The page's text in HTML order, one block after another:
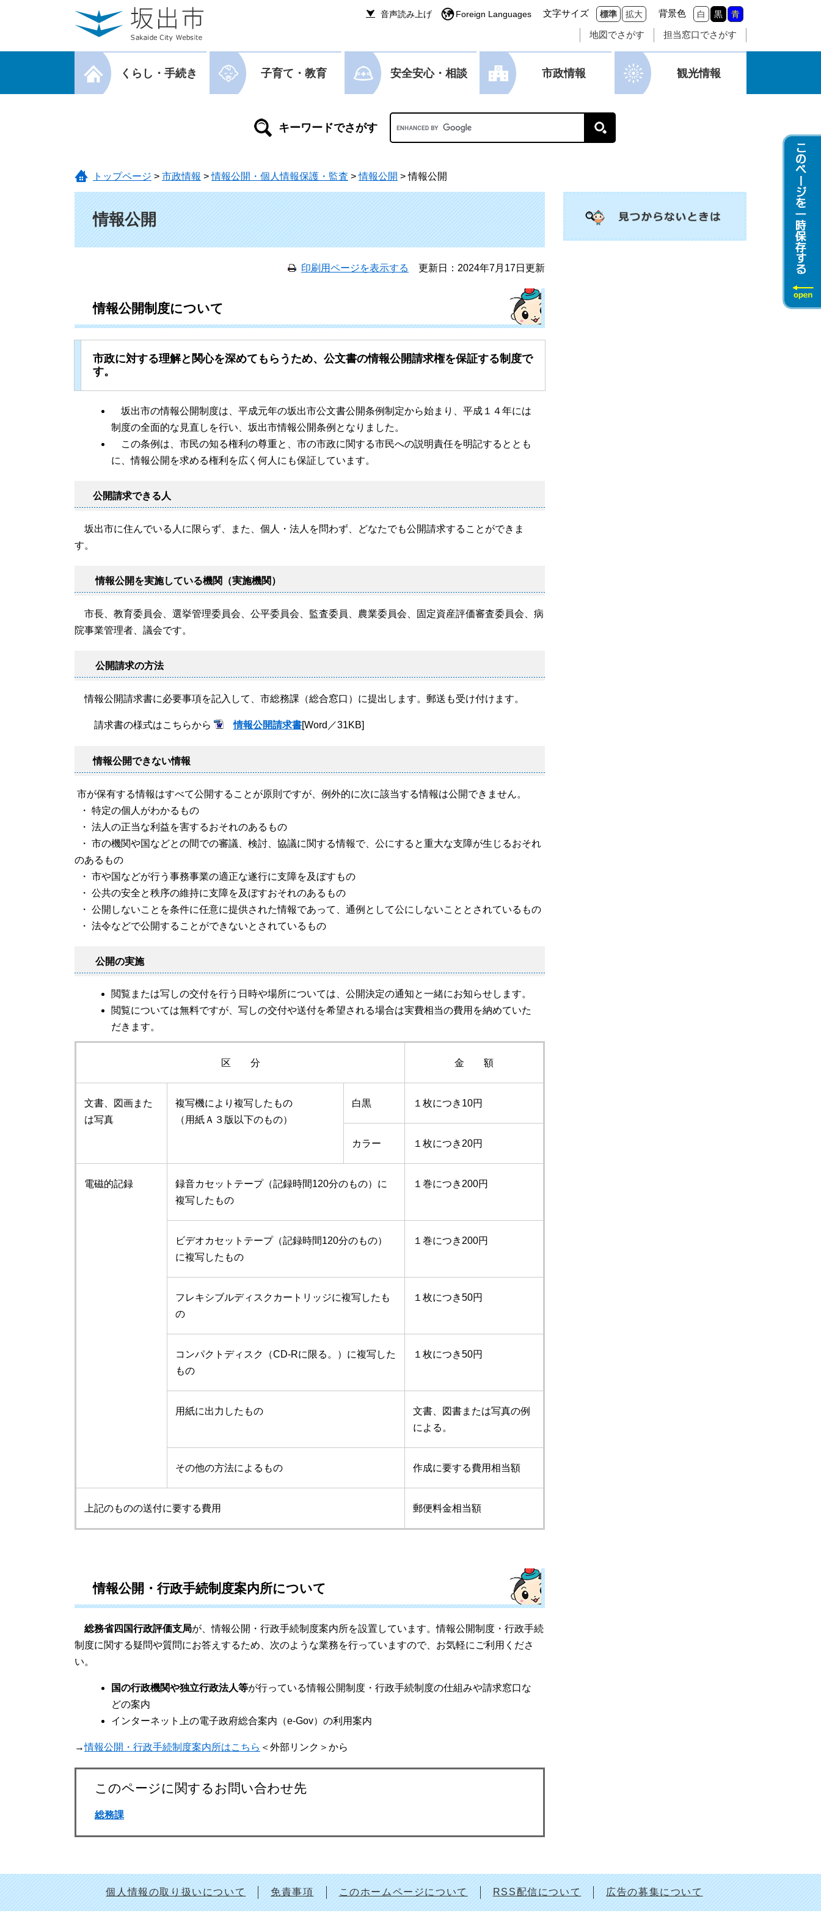
音声読み上げ Foreign Languages 文字サイズ 標準 拡大 背景色 白 黒 青
地図でさがす 担当窓口でさがす
メニューを閉じる
くらし・手続き 子育て・教育 安全安心・相談 市政情報 観光情報
Googleカスタム検索
トップページ > 市政情報 >情報公開・個人情報保護・監査 >情報公開 >情報公開
情報公開
印刷用ページを表示する 更新日：2024年7月17日更新
情報公開制度について
市政に対する理解と関心を深めてもらうため、公文書の情報公開請求権を保証する制度で
す。
坂出市の情報公開制度は、平成元年の坂出市公文書公開条例制定から始まり、平成１４年には
制度の全面的な見直しを行い、坂出市情報公開条例となりました。
この条例は、市民の知る権利の尊重と、市の市政に関する市民への説明責任を明記するととも
に、情報公開を求める権利を広く何人にも保証しています。
公開請求できる人
坂出市に住んでいる人に限らず、また、個人・法人を問わず、どなたでも公開請求することができま
す。
情報公開を実施している機関（実施機関）
市長、教育委員会、選挙管理委員会、公平委員会、監査委員、農業委員会、固定資産評価審査委員会、病
院事業管理者、議会です。
公開請求の方法
情報公開請求書に必要事項を記入して、市総務課（総合窓口）に提出します。郵送も受け付けます。
請求書の様式はこちらから 情報公開請求書[Word／31KB]
情報公開できない情報
市が保有する情報はすべて公開することが原則ですが、例外的に次に該当する情報は公開できません。
・ 特定の個人がわかるもの
・ 法人の正当な利益を害するおそれのあるもの
・ 市の機関や国などとの間での審議、検討、協議に関する情報で、公にすると重大な支障が生じるおそれ
のあるもの
・ 市や国などが行う事務事業の適正な遂行に支障を及ぼすもの
・ 公共の安全と秩序の維持に支障を及ぼすおそれのあるもの
・ 公開しないことを条件に任意に提供された情報であって、通例として公にしないこととされているもの
・ 法令などで公開することができないとされているもの
公開の実施
閲覧または写しの交付を行う日時や場所については、公開決定の通知と一緒にお知らせします。
閲覧については無料ですが、写しの交付や送付を希望される場合は実費相当の費用を納めていた
だきます。
区 分 金 額
文書、図画また
は写真
複写機により複写したもの
（用紙Ａ３版以下のもの）
白黒 １枚につき10円
カラー １枚につき20円
電磁的記録
録音カセットテープ（記録時間120分のもの）に
複写したもの
１巻につき200円
ビデオカセットテープ（記録時間120分のもの）
に複写したもの
１巻につき200円
フレキシブルディスクカートリッジに複写したも
の
１枚につき50円
コンパクトディスク（CD-Rに限る。）に複写した
もの
１枚につき50円
用紙に出力したもの
文書、図書または写真の例
による。
その他の方法によるもの 作成に要する費用相当額
上記のものの送付に要する費用 郵便料金相当額
情報公開・行政手続制度案内所について
総務省四国行政評価支局が、情報公開・行政手続制度案内所を設置しています。情報公開制度・行政手続
制度に関する疑問や質問にお答えするため、次のような業務を行っていますので、お気軽にご利用くださ
い。
国の行政機関や独立行政法人等が行っている情報公開制度・行政手続制度の仕組みや請求窓口な
どの案内
インターネット上の電子政府総合案内（e-Gov）の利用案内
→情報公開・行政手続制度案内所はこちら ＜外部リンク＞ から
このページに関するお問い合わせ先
総務課
個人情報の取り扱いについて 免責事項 このホームページについて RSS配信について 広告の募集について